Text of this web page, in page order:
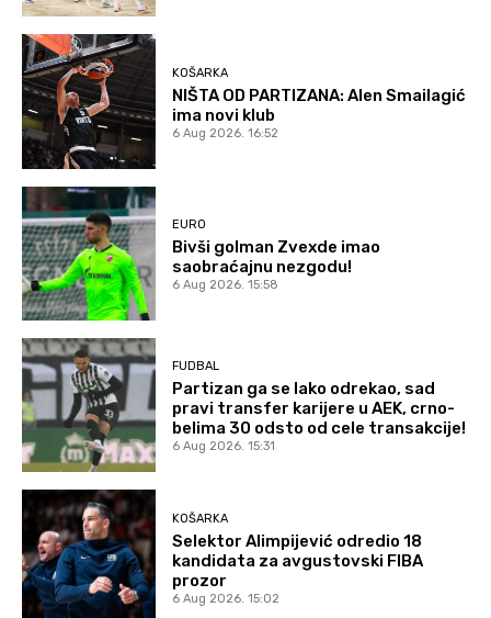
KOŠARKA
NIŠTA OD PARTIZANA: Alen Smailagić
ima novi klub
6 Aug 2026. 16:52
EURO
Bivši golman Zvexde imao
saobraćajnu nezgodu!
6 Aug 2026. 15:58
FUDBAL
Partizan ga se lako odrekao, sad
pravi transfer karijere u AEK, crno-
belima 30 odsto od cele transakcije!
6 Aug 2026. 15:31
KOŠARKA
Selektor Alimpijević odredio 18
kandidata za avgustovski FIBA
prozor
6 Aug 2026. 15:02